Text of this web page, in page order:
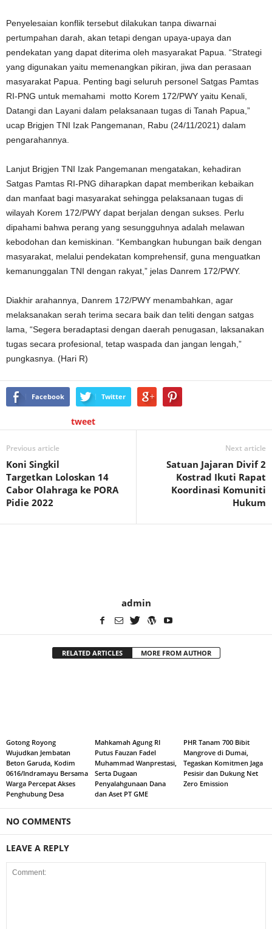
Penyelesaian konflik tersebut dilakukan tanpa diwarnai
pertumpahan darah, akan tetapi dengan upaya-upaya dan
pendekatan yang dapat diterima oleh masyarakat Papua. “Strategi
yang digunakan yaitu memenangkan pikiran, jiwa dan perasaan
masyarakat Papua. Penting bagi seluruh personel Satgas Pamtas
RI-PNG untuk memahami motto Korem 172/PWY yaitu Kenali,
Datangi dan Layani dalam pelaksanaan tugas di Tanah Papua,”
ucap Brigjen TNI Izak Pangemanan, Rabu (24/11/2021) dalam
pengarahannya.
Lanjut Brigjen TNI Izak Pangemanan mengatakan, kehadiran
Satgas Pamtas RI-PNG diharapkan dapat memberikan kebaikan
dan manfaat bagi masyarakat sehingga pelaksanaan tugas di
wilayah Korem 172/PWY dapat berjalan dengan sukses. Perlu
dipahami bahwa perang yang sesungguhnya adalah melawan
kebodohan dan kemiskinan. “Kembangkan hubungan baik dengan
masyarakat, melalui pendekatan komprehensif, guna menguatkan
kemanunggalan TNI dengan rakyat,” jelas Danrem 172/PWY.
Diakhir arahannya, Danrem 172/PWY menambahkan, agar
melaksanakan serah terima secara baik dan teliti dengan satgas
lama, “Segera beradaptasi dengan daerah penugasan, laksanakan
tugas secara profesional, tetap waspada dan jangan lengah,”
pungkasnya. (Hari R)
Facebook Twitter
tweet
Previous article
Koni Singkil
Targetkan Loloskan 14
Cabor Olahraga ke PORA
Pidie 2022
Next article
Satuan Jajaran Divif 2
Kostrad Ikuti Rapat
Koordinasi Komuniti
Hukum
admin
RELATED ARTICLES MORE FROM AUTHOR
Gotong Royong
Wujudkan Jembatan
Beton Garuda, Kodim
0616/Indramayu Bersama
Warga Percepat Akses
Penghubung Desa
Mahkamah Agung RI
Putus Fauzan Fadel
Muhammad Wanprestasi,
Serta Dugaan
Penyalahgunaan Dana
dan Aset PT GME
PHR Tanam 700 Bibit
Mangrove di Dumai,
Tegaskan Komitmen Jaga
Pesisir dan Dukung Net
Zero Emission
NO COMMENTS
LEAVE A REPLY